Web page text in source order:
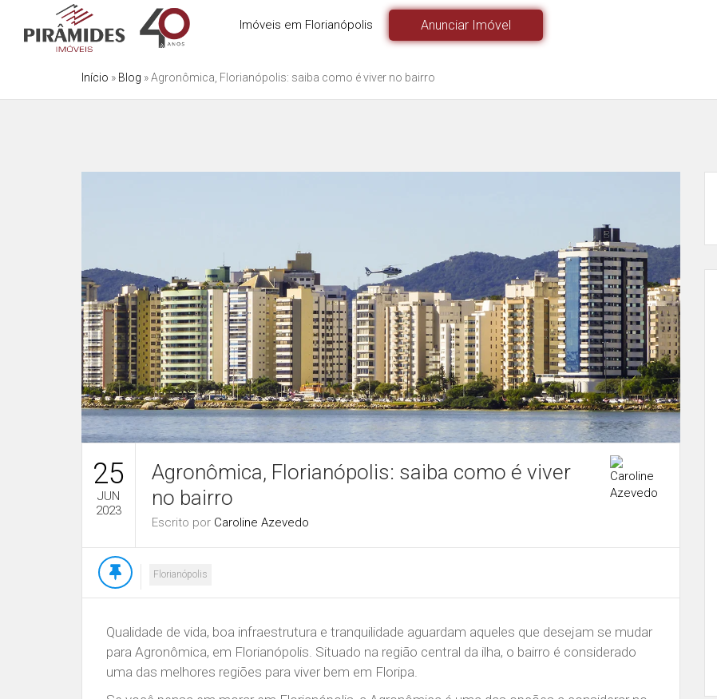
Imóveis em Florianópolis Anunciar Imóvel
Início » Blog »Agronômica, Florianópolis: saiba como é viver no bairro
25
JUN
2023
Agronômica, Florianópolis: saiba como é viver
no bairro
Escrito por Caroline Azevedo
Florianópolis
Qualidade de vida, boa infraestrutura e tranquilidade aguardam aqueles que desejam se mudar
para Agronômica, em Florianópolis. Situado na região central da ilha, o bairro é considerado
uma das melhores regiões para viver bem em Floripa.